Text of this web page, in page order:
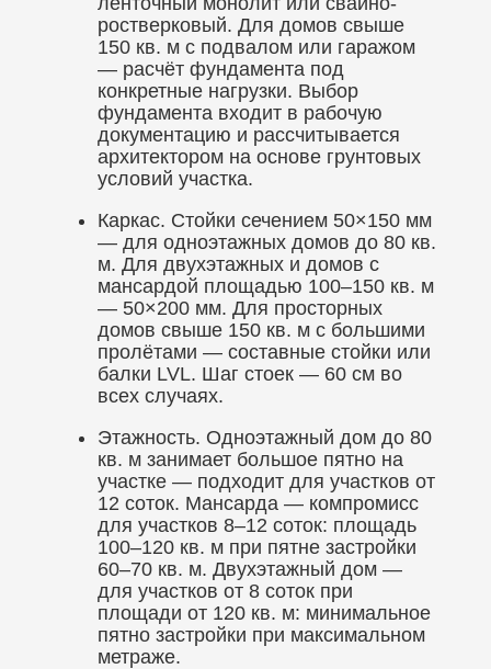
ростверковый. Для домов свыше
150 кв. м с подвалом или гаражом
— расчёт фундамента под
конкретные нагрузки. Выбор
фундамента входит в рабочую
документацию и рассчитывается
архитектором на основе грунтовых
условий участка.
Каркас. Стойки сечением 50×150 мм
— для одноэтажных домов до 80 кв.
м. Для двухэтажных и домов с
мансардой площадью 100–150 кв. м
— 50×200 мм. Для просторных
домов свыше 150 кв. м с большими
пролётами — составные стойки или
балки LVL. Шаг стоек — 60 см во
всех случаях.
Этажность. Одноэтажный дом до 80
кв. м занимает большое пятно на
участке — подходит для участков от
12 соток. Мансарда — компромисс
для участков 8–12 соток: площадь
100–120 кв. м при пятне застройки
60–70 кв. м. Двухэтажный дом —
для участков от 8 соток при
площади от 120 кв. м: минимальное
пятно застройки при максимальном
метраже.